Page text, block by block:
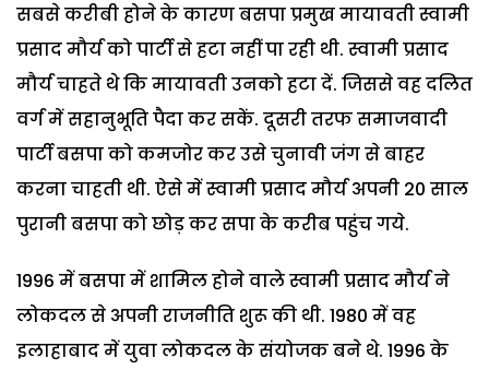
सबसे करीबी होने के कारण बसपा प्रमुख मायावती स्वामी
प्रसाद मौर्य को पार्टी से हटा नहीं पा रही थी. स्वामी प्रसाद
मौर्य चाहते थे कि मायावती उनको हटा दें. जिससे वह दलित
वर्ग में सहानुभूति पैदा कर सकें. दूसरी तरफ समाजवादी
पार्टी बसपा को कमजोर कर उसे चुनावी जंग से बाहर
करना चाहती थी. ऐसे में स्वामी प्रसाद मौर्य अपनी 20 साल
पुरानी बसपा को छोड़ कर सपा के करीब पहुंच गये.
1996 में बसपा में शामिल होने वाले स्वामी प्रसाद मौर्य ने
लोकदल से अपनी राजनीति शुरू की थी. 1980 में वह
इलाहाबाद में युवा लोकदल के संयोजक बने थे. 1996 के